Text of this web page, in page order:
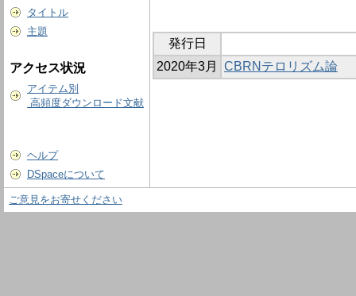
タイトル
主題
アクセス状況
アイテム別
高頻度ダウンロード文献
ヘルプ
DSpaceについて
発行日
2020年3月
CBRNテロリズム論
ご意見をお寄せください